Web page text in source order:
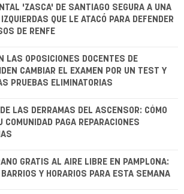
'ZASCA' DE SANTIAGO SEGURA A UNA
QUE LE ATACÓ PARA DEFENDER
DE RENFE
LAS OPOSICIONES DOCENTES DE
CAMBIAR EL EXAMEN POR UN TEST Y
PRUEBAS ELIMINATORIAS
LAS DERRAMAS DEL ASCENSOR: CÓMO
COMUNIDAD PAGA REPARACIONES
GRATIS AL AIRE LIBRE EN PAMPLONA:
Y HORARIOS PARA ESTA SEMANA